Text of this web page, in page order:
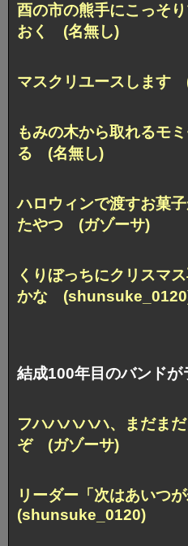
酉の市の熊手にこっそ
おく (名無し)
マスクリユースします
もみの木から取れるモ
る (名無し)
ハロウィンで渡すお菓
たやつ (ガゾーサ)
くりぼっちにクリスマ
かな
結成100年目のバンドが
フハハハハハ、まだま
ぞ (ガゾーサ)
リーダー「次はあいつ
(shunsuke_0120)